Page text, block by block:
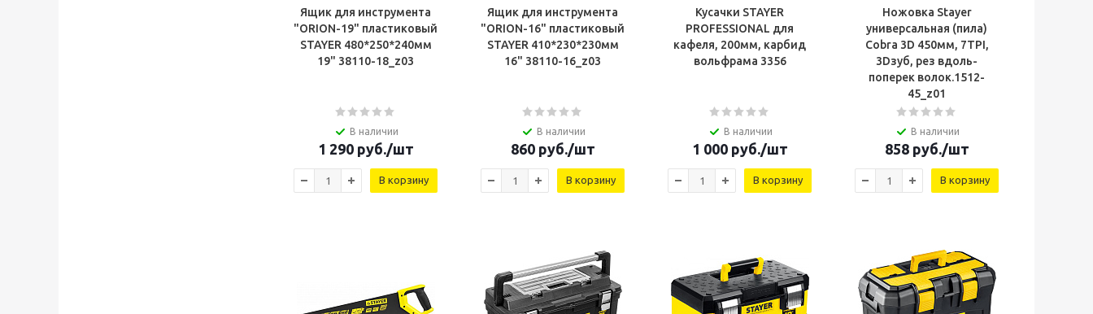
Ящик для инструмента
"ORION-19" пластиковый
STAYER 480*250*240мм
19" 38110-18_z03
В наличии
1 290руб./шт
В корзину
Ящик для инструмента
"ORION-16" пластиковый
STAYER 410*230*230мм
16" 38110-16_z03
В наличии
860руб./шт
В корзину
Кусачки STAYER
PROFESSIONAL для
кафеля, 200мм, карбид
вольфрама 3356
В наличии
1 000руб./шт
В корзину
Ножовка Stayer
универсальная (пила)
Cobra 3D 450мм, 7TPI,
3Dзуб, рез вдоль-
поперек волок.1512-
45_z01
В наличии
858руб./шт
В корзину